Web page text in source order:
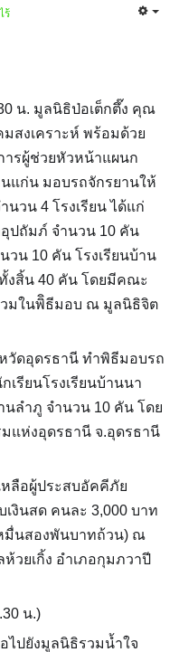
ร้
น. มูลนิธิป่อเต็กตึ๊ง คุณ
สงเคราะห์ พร้อมด้วย
รผู้ช่วยหัวหน้าแผนก
แก่น มอบรถจักรยานให้
นวน 4 โรงเรียน ได้แก่
ปถัมภ์ จำนวน 10 คัน
วน 10 คัน โรงเรียนบ้าน
งสิ้น 40 คัน โดยมีคณะ
มในพิิธีมอบ ณ มูลนิธิจิต
วัดอุดรธานี ทำพิธีมอบรถ
เรียนโรงเรียนบ้านนา
นลำภู จำนวน 10 คัน โดย
แห่งอุดรธานี จ.อุดรธานี
ลือผู้ประสบอัคคีภัย
งินสด คนละ 3,000 บาท
หมื่นสองพันบาทถ้วน) ณ
วยเกิ้ง อำเภอกุมภวาปี
น.)
ไปยังมูลนิธิรวมน้ำใจ